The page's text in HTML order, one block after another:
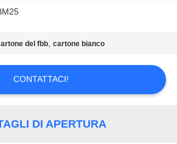
del fbb,cartone bianco
CONTATTACI!
DI APERTURA